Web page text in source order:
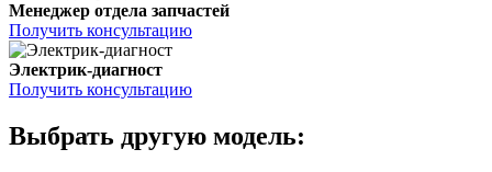
Менеджер отдела запчастей
Получить консультацию
Электрик-диагност
Получить консультацию
Выбрать другую модель: